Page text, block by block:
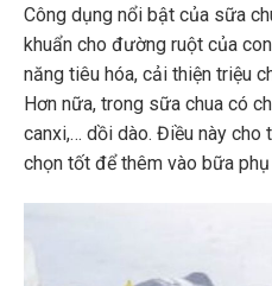
Công dụng nổi bật của sữa
khuẩn cho đường ruột của
năng tiêu hóa, cải thiện triệu
Hơn nữa, trong sữa chua có
canxi,… dồi dào. Điều này cho
chọn tốt để thêm vào bữa